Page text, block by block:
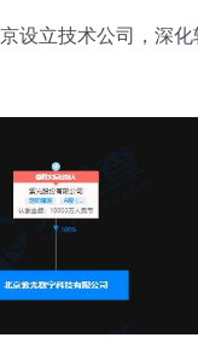
设立技术公司，深